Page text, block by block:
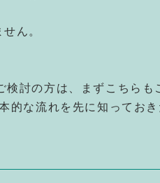
ん。
討の方は、まずこちらも
的な流れを先に知ってお